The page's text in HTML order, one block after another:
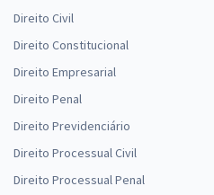
Direito Civil
Direito Constitucional
Direito Empresarial
Direito Penal
Direito Previdenciário
Direito Processual Civil
Direito Processual Penal